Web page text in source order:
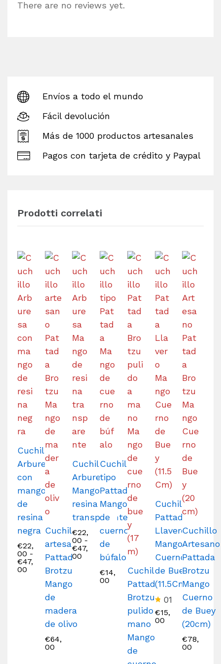
There are no reviews yet.
Envíos a todo el mundo
Fácil devolución
Más de 1000 productos artesanales
Pagos con tarjeta de crédito y Paypal
Prodotti correlati
Cuchillo
Arburesa
con
mango
de
resina
negra
€22,
00 -
€47,
00
Cuchillo
artesano
Pattada
Brotzu
Mango
de
madera
de olivo
€64,
00
Cuchillo
Arburesa
Mango de
resina
transparente
€22,
00 -
€47,
00
Cuchillo
tipo
Pattada
Mango
de
cuerno
de
búfalo
€14,
00
Cuchillo
Pattada
Brotzu
pulido a
mano
Mango
de
Cuchillo
Pattada
Llavero
Mango
Cuerno
de Buey
(11.5Cm)
V
al
01
€15,
00
Cuchillo
Artesano
Pattada
Brotzu
Mango
Cuerno
de Buey
(20cm)
€78,
00